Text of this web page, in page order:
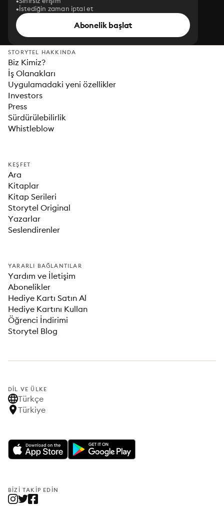
İstediğin zaman iptal et
Abonelik başlat
STORYTEL HAKKINDA
Biz Kimiz?
İş Olanakları
Uygulamadaki yeni özellikler
Investors
Press
Sürdürülebilirlik
Whistleblow
KEŞFET
Ara
Kitaplar
Kitap Serileri
Storytel Original
Yazarlar
Seslendirenler
YARARLI BAĞLANTILAR
Yardım ve İletişim
Abonelikler
Hediye Kartı Satın Al
Hediye Kartını Kullan
Öğrenci İndirimi
Storytel Blog
DIL VE ÜLKE
Türkçe
Türkiye
BIZI TAKIP EDIN